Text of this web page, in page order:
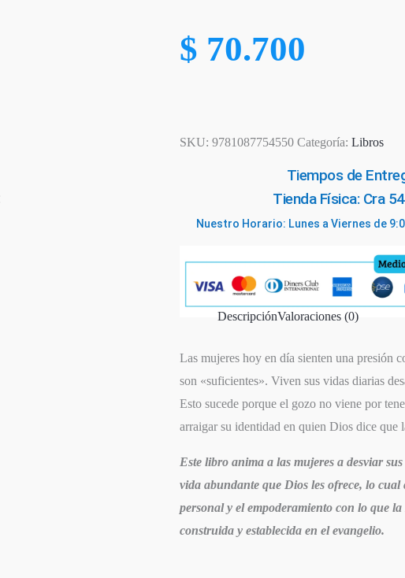
SIGUIENTE
EPISODIO
$ 70.700
SKU:9781087754550 Categoría:Libros
Tiempos de
Tienda Física: Cra
Nuestro Horario: Lunes a Viernes de
DescripciónValoraciones (0)
Las mujeres hoy en día sienten una presión
son «suficientes». Viven sus vidas diarias
Esto sucede porque el gozo no viene por
arraigar su identidad en quien Dios dice que
Este libro anima a las mujeres a desviar
vida abundante que Dios les ofrece, lo
personal y el empoderamiento con lo que
construida y establecida en el evangelio.